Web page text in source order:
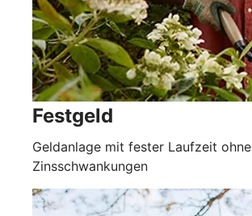
Festgeld
Geldanlage mit fester Laufzeit ohne
Zinsschwankungen